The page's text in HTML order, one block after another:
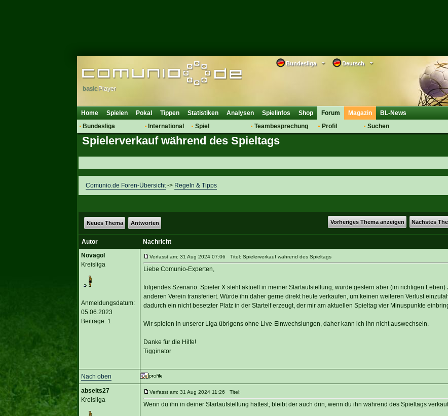
Deutsch
Bundesliga
basic Player
Home Spielen Pokal Tippen Statistiken Analysen Spielinfos Shop
Forum
Bundesliga
Hot News
Vereinsdiskussion
Vereinsfragen
International
Vereine
Spiel
Regeln & Tipps
Teambesprechung
Bewertungen
Saisonübergang
Profil
Suchen
Magazin BL-News
Spielerverkauf während des Spieltags
Comunio.de Foren-Übersicht-> Regeln & Tipps
Vorheriges Thema anzeigen Nächstes
Neues Thema Antworten
Autor
Nachricht
Novagol
Kreisliga
Anmeldungsdatum:
05.06.2023
Beiträge: 1
Verfasst am: 31 Aug 2024 07:06 Titel: Spielerverkauf während des Spieltags
Liebe Comunio-Experten,
folgendes Szenario: Spieler X steht aktuell in meiner Startaufstellung, wurde gestern aber (im richtigen Leben)
anderen Verein transferiert. Würde ihn daher gerne direkt heute verkaufen, um keinen weiteren Verlust
dadurch ein nicht besetzter Platz in der Startelf erzeugt, der mir am aktuellen Spieltag vier Minuspunkte
Wir spielen in unserer Liga übrigens ohne Live-Einwechslungen, daher kann ich ihn nicht auswechseln.
Danke für die Hilfe!
Tigginator
Nach oben
abseits27
Kreisliga
Verfasst am: 31 Aug 2024 11:26 Titel:
Wenn du ihn in deiner Startaufstellung hattest, bleibt der auch drin, wenn du ihn während des Spieltags